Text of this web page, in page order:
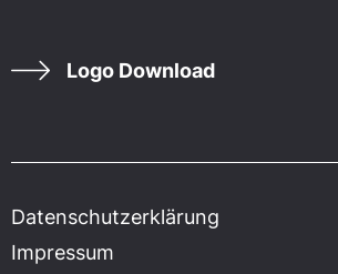
Logo Download
Datenschutzerklärung
Impressum